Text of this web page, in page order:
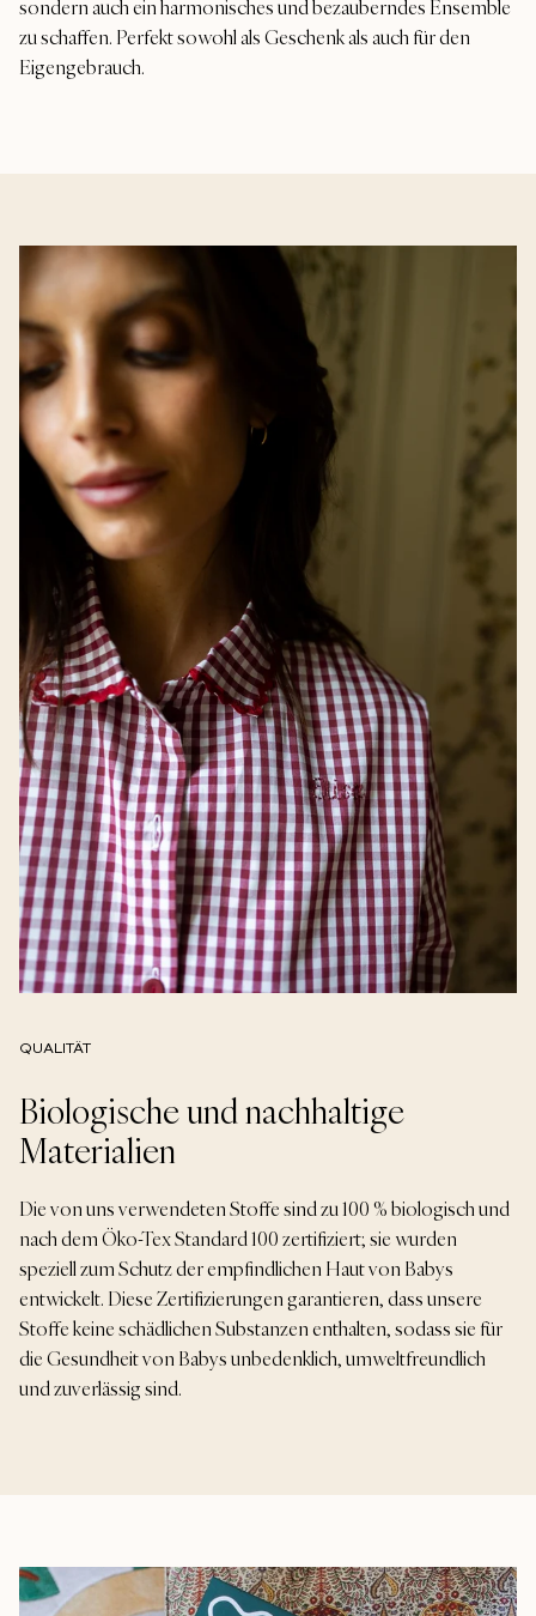
sondern auch ein harmonisches und bezauberndes Ensemble
zu schaffen. Perfekt sowohl als Geschenk als auch für den
Eigengebrauch.
QUALITÄT
Biologische und nachhaltige
Materialien
Die von uns verwendeten Stoffe sind zu 100 % biologisch und
nach dem Öko-Tex Standard 100 zertifiziert; sie wurden
speziell zum Schutz der empfindlichen Haut von Babys
entwickelt. Diese Zertifizierungen garantieren, dass unsere
Stoffe keine schädlichen Substanzen enthalten, sodass sie für
die Gesundheit von Babys unbedenklich, umweltfreundlich
und zuverlässig sind.